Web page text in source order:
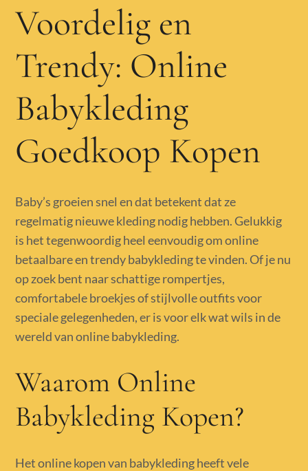
Voordelig en
Trendy: Online
Babykleding
Goedkoop Kopen
Baby’s groeien snel en dat betekent dat ze
regelmatig nieuwe kleding nodig hebben. Gelukkig
is het tegenwoordig heel eenvoudig om online
betaalbare en trendy babykleding te vinden. Of je nu
op zoek bent naar schattige rompertjes,
comfortabele broekjes of stijlvolle outfits voor
speciale gelegenheden, er is voor elk wat wils in de
wereld van online babykleding.
Waarom Online
Babykleding Kopen?
Het online kopen van babykleding heeft vele